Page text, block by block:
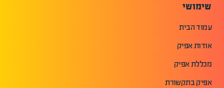
שימושי
עמוד הבית
אודות אפיק
מכללת אפיק
אפיק בתקשורת